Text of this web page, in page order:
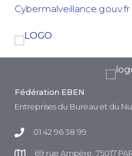
Cybermalveillance.gouv.fr
Fédération EBEN
Entreprises du Bureau et du
01 42 96 38 99
69 rue Ampère, 75017